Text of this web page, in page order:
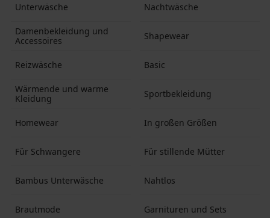
Unterwäsche Nachtwäsche
Damenbekleidung und
Accessoires
Shapewear
Reizwäsche Basic
Wärmende und warme
Kleidung
Sportbekleidung
Homewear In großen Größen
Für Schwangere Für stillende Mütter
Bambus Unterwäsche Nahtlos
Brautmode Garnituren und Sets